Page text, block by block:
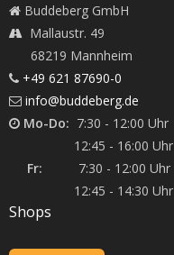
Buddeberg GmbH
Mallaustr. 49
68219 Mannheim
+49 621 87690-0
info@buddeberg.de
Mo-Do: 7:30 - 12:00 Uhr
12:45 - 16:00 Uhr
Fr: 7:30 - 12:00 Uhr
12:45 - 14:30 Uhr
Shops